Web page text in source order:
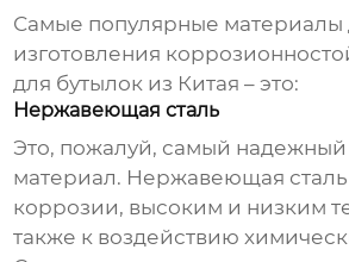
Самые популярные материалы
изготовления
для бутылок из Китая – это:
Нержавеющая сталь
Это, пожалуй, самый
материал. Нержавеющая сталь
коррозии, высоким и низким
также к воздействию